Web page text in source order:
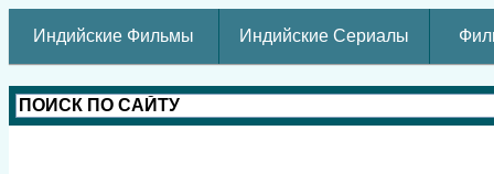
Индийские Фильмы Индийские Сериалы